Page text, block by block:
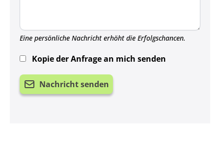
Eine persönliche Nachricht erhöht die Erfolgschancen.
Kopie der Anfrage an mich senden
Nachricht senden